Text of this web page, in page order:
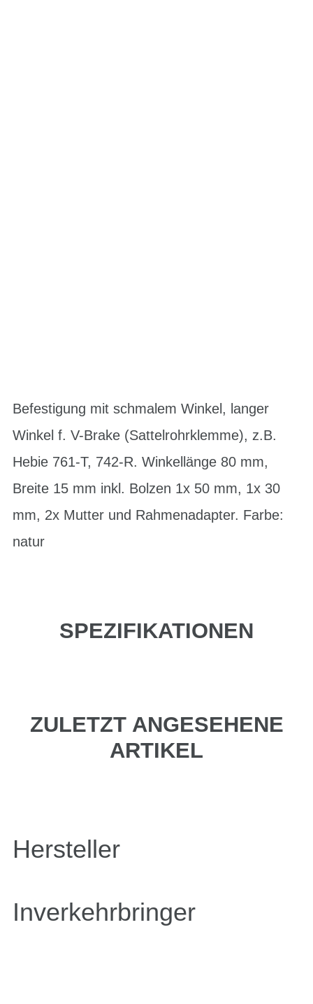
Befestigung mit schmalem Winkel, langer
Winkel f. V-Brake (Sattelrohrklemme), z.B.
Hebie 761-T, 742-R. Winkellänge 80 mm,
Breite 15 mm inkl. Bolzen 1x 50 mm, 1x 30
mm, 2x Mutter und Rahmenadapter. Farbe:
natur
SPEZIFIKATIONEN
ZULETZT ANGESEHENE
ARTIKEL
Hersteller
Inverkehrbringer